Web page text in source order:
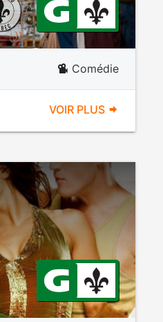
Comédie
VOIR PLUS